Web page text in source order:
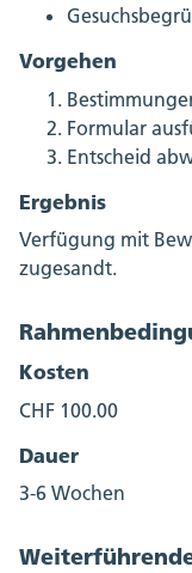
Vorgehen
Formular
Entscheid
Ergebnis
Verfügung mit
zugesandt.
Kosten
CHF 100.00
Dauer
3-6 Wochen